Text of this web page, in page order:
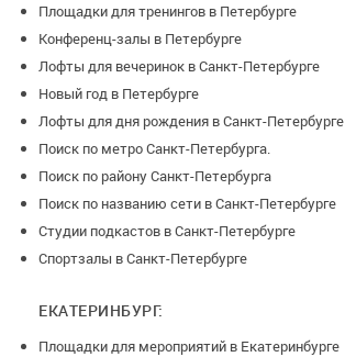
Площадки для тренингов в Петербурге
Конференц-залы в Петербурге
Лофты для вечеринок в Санкт-Петербурге
Новый год в Петербурге
Лофты для дня рождения в Санкт-Петербурге
Поиск по метро Санкт-Петербурга.
Поиск по району Санкт-Петербурга
Поиск по названию сети в Санкт-Петербурге
Студии подкастов в Санкт-Петербурге
Спортзалы в Санкт-Петербурге
ЕКАТЕРИНБУРГ:
Площадки для мероприятий в Екатеринбурге